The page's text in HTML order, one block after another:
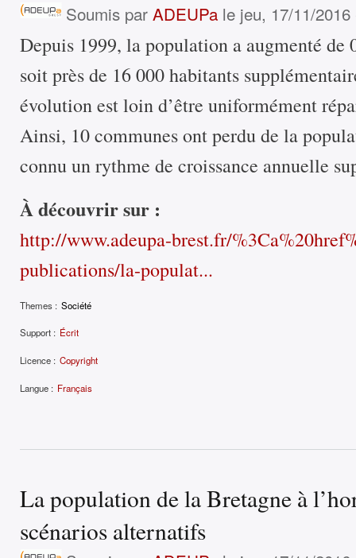
Soumis par ADEUPale jeu, 17/11/2016
Depuis 1999, la population a augmenté de
soit près de 16 000 habitants
évolution est loin d’être uniformément
Ainsi, 10 communes ont perdu de la
connu un rythme de croissance annuelle
À découvrir sur :
http://www.adeupa-brest.fr/
publications/la-populat...
Themes : Société
Support : Écrit
Licence : Copyright
Langue : Français
La population de la Bretagne à
scénarios alternatifs